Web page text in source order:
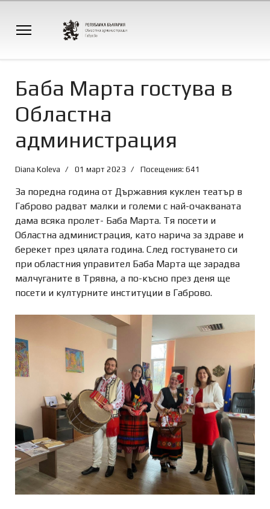
Баба Марта гостува в
Областна
администрация
Diana Koleva 01 март 2023 Посещения: 641
За поредна година от Държавния куклен театър в
Габрово радват малки и големи с най-очакваната
дама всяка пролет- Баба Марта. Тя посети и
Областна администрация, като нарича за здраве и
берекет през цялата година. След гостуването си
при областния управител Баба Марта ще зарадва
малчуганите в Трявна, а по-късно през деня ще
посети и културните институции в Габрово.